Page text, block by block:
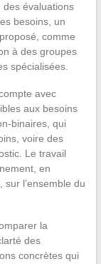
des évaluations
besoins, un
comme
à des groupes
spécialisées.
avec
aux besoins
binaires, qui
voire des
Le travail
en
sur l’ensemble du
la
des
concrètes qui